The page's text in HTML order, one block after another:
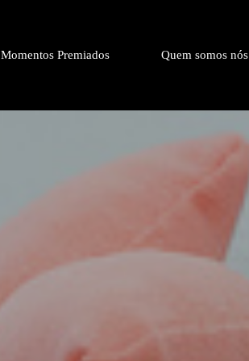
Momentos Premiados Quem somos nós